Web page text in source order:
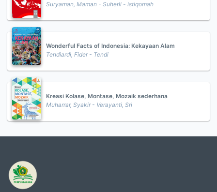
Suryaman, Maman - Suherli - istiqomah
Wonderful Facts of Indonesia: Kekayaan Alam
Tendiardi, Fider - Tendi
Kreasi Kolase, Montase, Mozaik sederhana
Muharrar, Syakir - Verayanti, Sri